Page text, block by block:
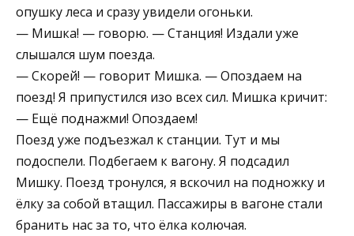
опушку леса и сразу увидели огоньки.
— Мишка! — говорю. — Станция! Издали уже
слышался шум поезда.
— Скорей! — говорит Мишка. — Опоздаем на
поезд! Я припустился изо всех сил. Мишка кричит:
— Ещё поднажми! Опоздаем!
Поезд уже подъезжал к станции. Тут и мы
подоспели. Подбегаем к вагону. Я подсадил
Мишку. Поезд тронулся, я вскочил на подножку и
ёлку за собой втащил. Пассажиры в вагоне стали
бранить нас за то, что ёлка колючая.